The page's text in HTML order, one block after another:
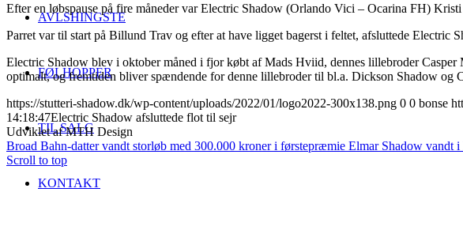
AVLSHINGSTE
FØLHOPPER
TIL SALG
KONTAKT
Efter en løbspause på fire måneder var Electric Shadow (Orlando Vici – Ocarina FH)
Parret var til start på Billund Trav og efter at have ligget bagerst i feltet, afsluttede
Electric Shadow blev i oktober måned i fjor købt af Mads Hviid, dennes lillebroder
optimalt, og fremtiden bliver spændende for denne lillebroder til bl.a. Dickson Shadow og
https://stutteri-shadow.dk/wp-content/uploads/2022/01/logo2022-300x138.png 0 0 bonse
14:18:47Electric Shadow afsluttede flot til sejr
Udviklet af MTH Design
Broad Bahn-datter vandt storløb med 300.000 kroner i førstepræmie Elmar Shadow vandt
Scroll to top